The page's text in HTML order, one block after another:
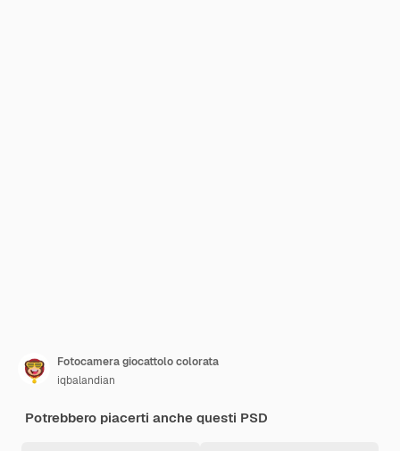
Fotocamera giocattolo colorata
iqbalandian
Potrebbero piacerti anche questi PSD